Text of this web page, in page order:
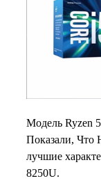
Модель Ryzen
Показали, Что
лучшие
8250U.